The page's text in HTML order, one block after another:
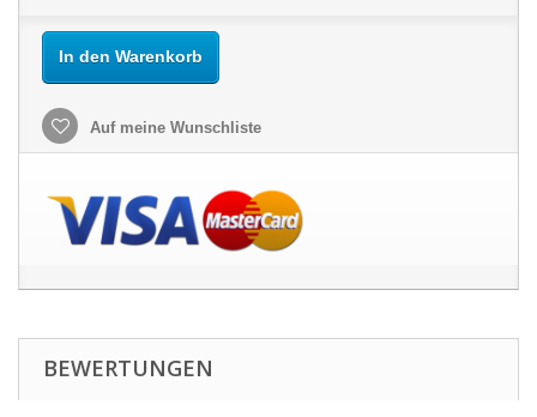
In den Warenkorb
Auf meine Wunschliste
BEWERTUNGEN